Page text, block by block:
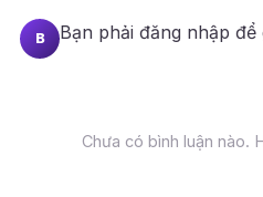
B Bạn phải đăng nhập để
Chưa có bình luận nào.